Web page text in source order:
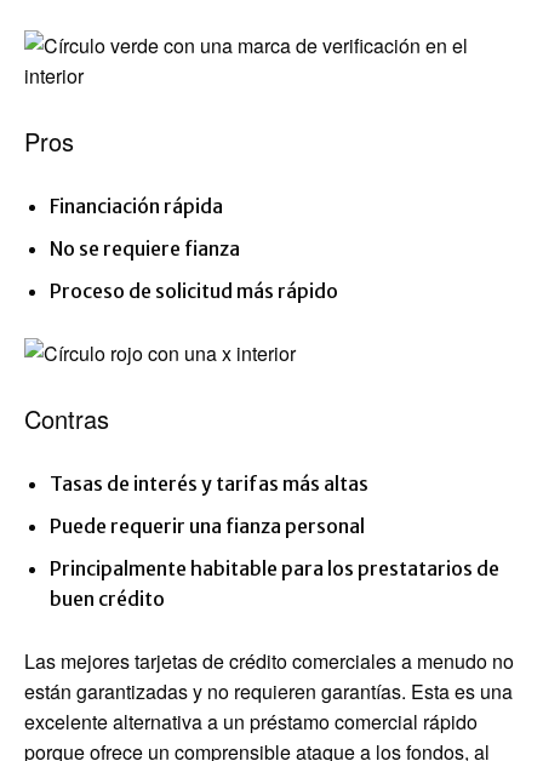
Pros
Financiación rápida
No se requiere fianza
Proceso de solicitud más rápido
Contras
Tasas de interés y tarifas más altas
Puede requerir una fianza personal
Principalmente habitable para los prestatarios de
buen crédito
Las mejores tarjetas de crédito comerciales a menudo no
están garantizadas y no requieren garantías. Esta es una
excelente alternativa a un préstamo comercial rápido
porque ofrece un comprensible ataque a los fondos, al